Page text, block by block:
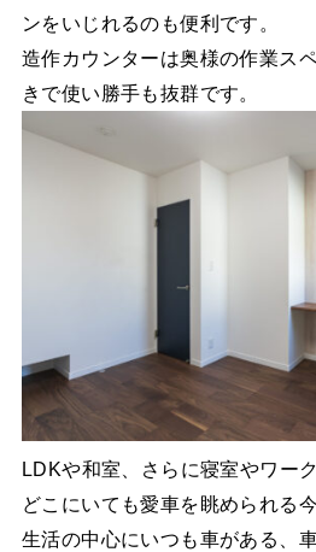
ンをいじれるのも便利です。
造作カウンターは奥様の作業ス
きで使い勝手も抜群です。
LDKや和室、さらに寝室やワー
どこにいても愛車を眺められる
生活の中心にいつも車がある、